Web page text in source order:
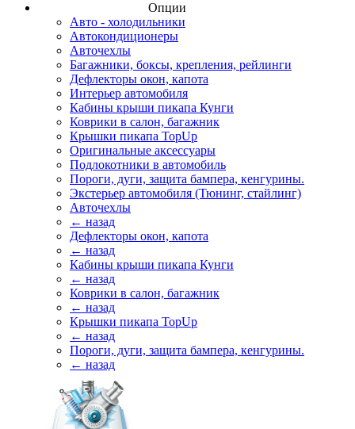
Опции
Авто - холодильники
Автокондиционеры
Авточехлы
Багажники, боксы, крепления, рейлинги
Дефлекторы окон, капота
Интерьер автомобиля
Кабины крыши пикапа Кунги
Коврики в салон, багажник
Крышки пикапа TopUp
Оригинальные аксессуары
Подлокотники в автомобиль
Пороги, дуги, защита бампера, кенгурины.
Экстерьер автомобиля (Тюнинг, стайлинг)
Авточехлы
← назад
Дефлекторы окон, капота
← назад
Кабины крыши пикапа Кунги
← назад
Коврики в салон, багажник
← назад
Крышки пикапа TopUp
← назад
Пороги, дуги, защита бампера, кенгурины.
← назад